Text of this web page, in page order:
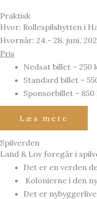
Praktisk
Hvor: Rollespilshytten i
Hvornår: 24.- 28. juni,
Pris
Nedsat billet – 250
Standard billet –
Sponsorbillet – 850
Læs mere
Spilverden
Land & Lov foregår i
Det er en verden
Kolonierne i den
Det er